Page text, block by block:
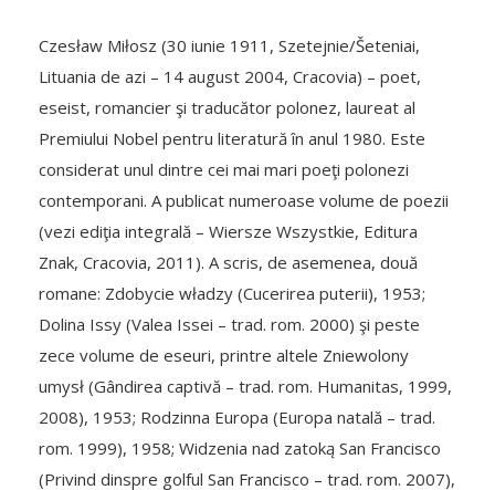
Czesław Miłosz (30 iunie 1911, Szetejnie/Šeteniai,
Lituania de azi – 14 august 2004, Cracovia) – poet,
eseist, romancier şi traducător polonez, laureat al
Premiului Nobel pentru literatură în anul 1980. Este
considerat unul dintre cei mai mari poeţi polonezi
contemporani. A publicat numeroase volume de poezii
(vezi ediţia integrală – Wiersze Wszystkie, Editura
Znak, Cracovia, 2011). A scris, de asemenea, două
romane: Zdobycie władzy (Cucerirea puterii), 1953;
Dolina Issy (Valea Issei – trad. rom. 2000) şi peste
zece volume de eseuri, printre altele Zniewolony
umysł (Gândirea captivă – trad. rom. Humanitas, 1999,
2008), 1953; Rodzinna Europa (Europa natală – trad.
rom. 1999), 1958; Widzenia nad zatoką San Francisco
(Privind dinspre golful San Francisco – trad. rom. 2007),